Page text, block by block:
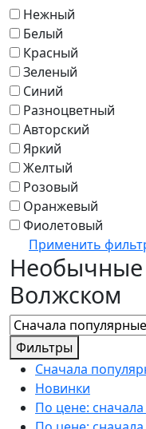
Нежный
Белый
Красный
Зеленый
Синий
Разноцветный
Авторский
Яркий
Желтый
Розовый
Оранжевый
Фиолетовый
Применить
Необычные
Волжском
Фильтры
Сначала
Новинки
По цене: